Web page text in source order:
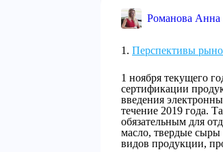
Романова Анна
Перспективы
1 ноября текущего
сертификации
введения
течение 2019 года.
обязательным для
масло, твердые сыры
видов продукции,